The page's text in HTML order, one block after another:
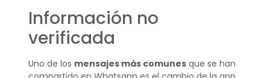
Información no
verificada
Uno de los mensajes más comunesque se han